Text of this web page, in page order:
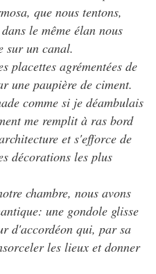
que nous tentons,
le même élan nous
sur un canal.
placettes agrémentées de
une paupière de ciment.
comme si je déambulais
me remplit à ras bord
et s'efforce de
décorations les plus
chambre, nous avons
une gondole glisse
d'accordéon qui, par sa
les lieux et donner